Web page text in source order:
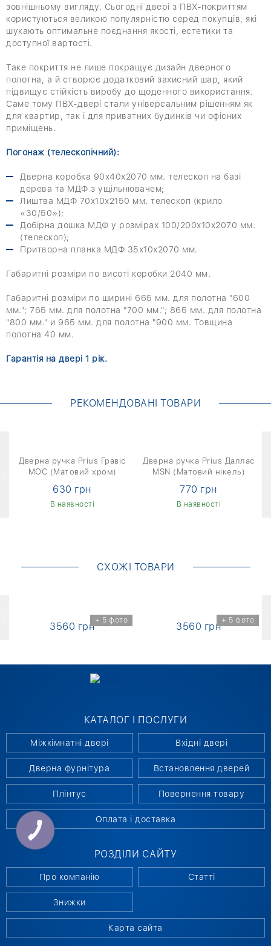
зовнішньому вигляду. Сьогодні двері з ПВХ-покриттям
користуються великою популярністю серед покупців, які
шукають оптимальне поєднання якості, естетики та
доступної вартості.
Таке покриття не лише покращує дизайн дверного
полотна, а й створює додатковий захисний шар, який
підвищує стійкість виробу до щоденного використання.
Саме тому ПВХ-двері стали універсальним рішенням як
для квартир, так і для приватних будинків чи офісних
приміщень.
Погонаж (телескопічний):
Дверна коробка 90х40х2070 мм. телескоп на базі
дерева та МДФ з ущільнювачем;
Лиштва МДФ 70х10х2150 мм. телескоп (крило
«30/50»);
Добірна дошка МДФ у розмірах 100/200х10х2070 мм.
(телескоп);
Притворна планка МДФ 35х10х2070 мм.
Габаритні розміри по висоті коробки 2040 мм.
Габаритні розміри по ширині 665 мм. для полотна "600
мм."; 765 мм. для полотна "700 мм."; 865 мм. для полотна
"800 мм." и 965 мм. для полотна "900 мм. Товщина
полотна 40 мм.
Гарантія на двері 1 рік.
РЕКОМЕНДОВАНІ ТОВАРИ
Дверна ручка Prius Гравіс
MOC (Матовий хром)
630 грн
В наявності
Дверна ручка Prius Даллас
MSN (Матовий нікель)
770 грн
В наявності
СХОЖІ ТОВАРИ
+ 5 фото
3560 грн
+ 5 фото
3560 грн
КАТАЛОГ І ПОСЛУГИ
Міжкімнатні двері Вхідні двері
Дверна фурнітура Встановлення дверей
Плінтус Повернення товару
Оплата і доставка
РОЗДІЛИ САЙТУ
Про компанію Статті
Знижки
Карта сайта